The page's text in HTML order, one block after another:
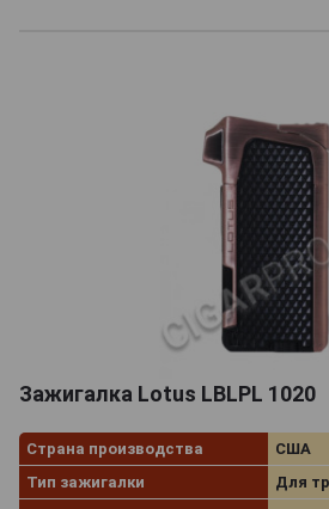
Зажигалка Lotus LBLPL 1020
Страна производства
США
Тип зажигалки
Для